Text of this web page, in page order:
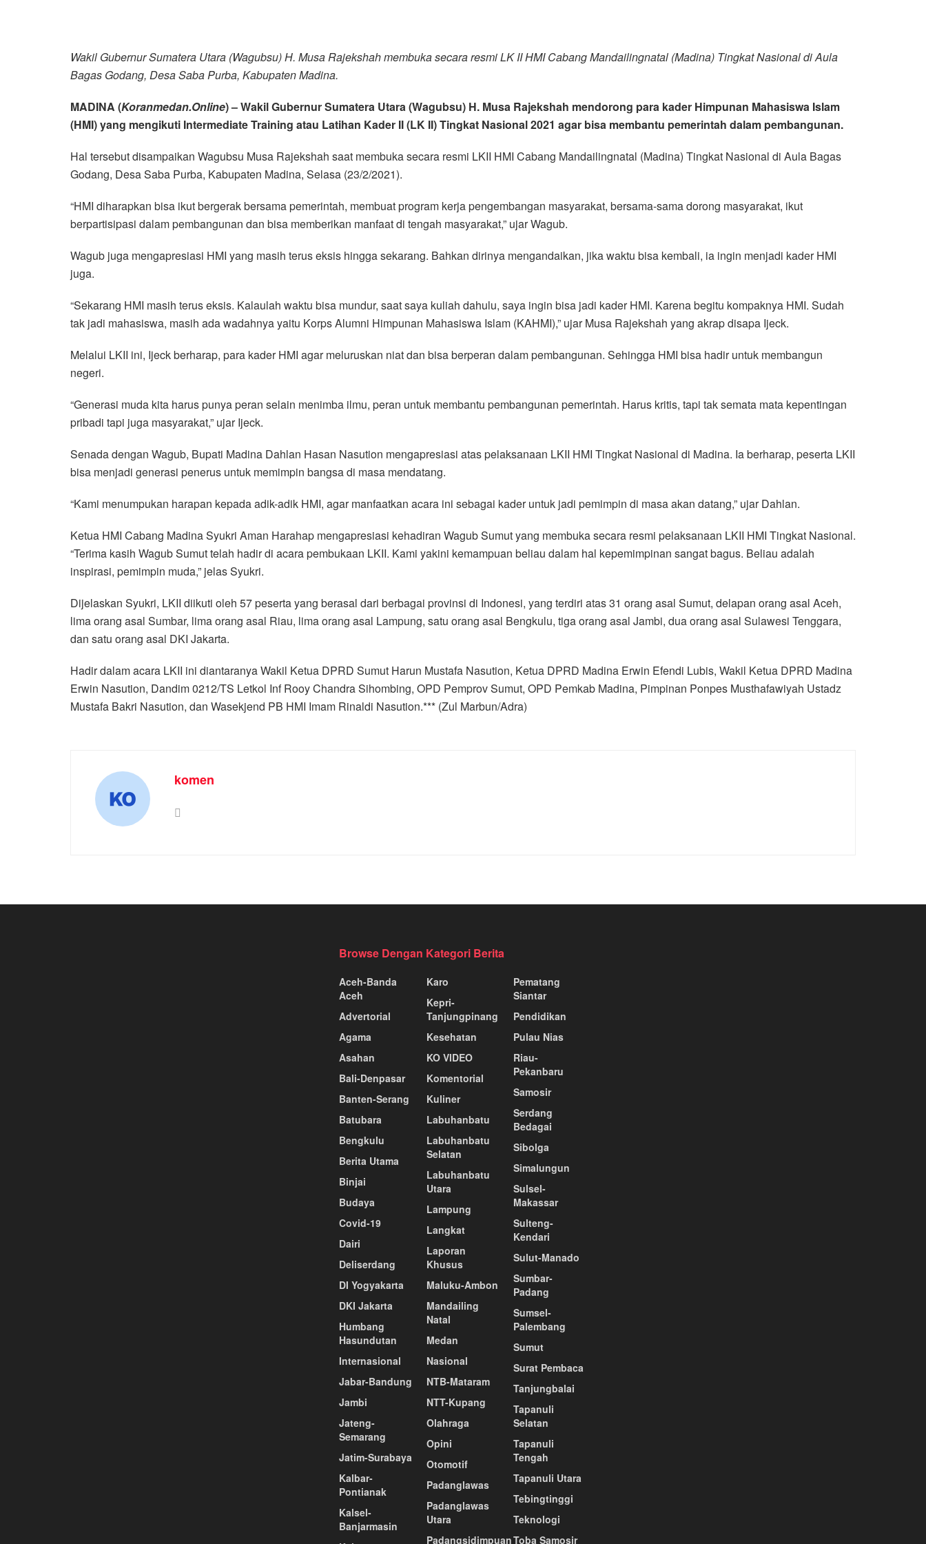
Wakil Gubernur Sumatera Utara (Wagubsu) H. Musa Rajekshah membuka secara resmi LK II HMI Cabang Mandailingnatal (Madina) Tingkat Nasional di Aula
Bagas Godang, Desa Saba Purba, Kabupaten Madina.
MADINA (Koranmedan.Online) – Wakil Gubernur Sumatera Utara (Wagubsu) H. Musa Rajekshah mendorong para kader Himpunan Mahasiswa Islam
(HMI) yang mengikuti Intermediate Training atau Latihan Kader II (LK II) Tingkat Nasional 2021 agar bisa membantu pemerintah dalam pembangunan.
Hal tersebut disampaikan Wagubsu Musa Rajekshah saat membuka secara resmi LKII HMI Cabang Mandailingnatal (Madina) Tingkat Nasional di Aula Bagas
Godang, Desa Saba Purba, Kabupaten Madina, Selasa (23/2/2021).
“HMI diharapkan bisa ikut bergerak bersama pemerintah, membuat program kerja pengembangan masyarakat, bersama-sama dorong masyarakat, ikut
berpartisipasi dalam pembangunan dan bisa memberikan manfaat di tengah masyarakat,” ujar Wagub.
Wagub juga mengapresiasi HMI yang masih terus eksis hingga sekarang. Bahkan dirinya mengandaikan, jika waktu bisa kembali, ia ingin menjadi kader HMI
juga.
“Sekarang HMI masih terus eksis. Kalaulah waktu bisa mundur, saat saya kuliah dahulu, saya ingin bisa jadi kader HMI. Karena begitu kompaknya HMI. Sudah
tak jadi mahasiswa, masih ada wadahnya yaitu Korps Alumni Himpunan Mahasiswa Islam (KAHMI),” ujar Musa Rajekshah yang akrap disapa Ijeck.
Melalui LKII ini, Ijeck berharap, para kader HMI agar meluruskan niat dan bisa berperan dalam pembangunan. Sehingga HMI bisa hadir untuk membangun
negeri.
“Generasi muda kita harus punya peran selain menimba ilmu, peran untuk membantu pembangunan pemerintah. Harus kritis, tapi tak semata mata kepentingan
pribadi tapi juga masyarakat,” ujar Ijeck.
Senada dengan Wagub, Bupati Madina Dahlan Hasan Nasution mengapresiasi atas pelaksanaan LKII HMI Tingkat Nasional di Madina. Ia berharap, peserta LKII
bisa menjadi generasi penerus untuk memimpin bangsa di masa mendatang.
“Kami menumpukan harapan kepada adik-adik HMI, agar manfaatkan acara ini sebagai kader untuk jadi pemimpin di masa akan datang,” ujar Dahlan.
Ketua HMI Cabang Madina Syukri Aman Harahap mengapresiasi kehadiran Wagub Sumut yang membuka secara resmi pelaksanaan LKII HMI Tingkat Nasional.
“Terima kasih Wagub Sumut telah hadir di acara pembukaan LKII. Kami yakini kemampuan beliau dalam hal kepemimpinan sangat bagus. Beliau adalah
inspirasi, pemimpin muda,” jelas Syukri.
Dijelaskan Syukri, LKII diikuti oleh 57 peserta yang berasal dari berbagai provinsi di Indonesi, yang terdiri atas 31 orang asal Sumut, delapan orang asal Aceh,
lima orang asal Sumbar, lima orang asal Riau, lima orang asal Lampung, satu orang asal Bengkulu, tiga orang asal Jambi, dua orang asal Sulawesi Tenggara,
dan satu orang asal DKI Jakarta.
Hadir dalam acara LKII ini diantaranya Wakil Ketua DPRD Sumut Harun Mustafa Nasution, Ketua DPRD Madina Erwin Efendi Lubis, Wakil Ketua DPRD Madina
Erwin Nasution, Dandim 0212/TS Letkol Inf Rooy Chandra Sihombing, OPD Pemprov Sumut, OPD Pemkab Madina, Pimpinan Ponpes Musthafawiyah Ustadz
Mustafa Bakri Nasution, dan Wasekjend PB HMI Imam Rinaldi Nasution.*** (Zul Marbun/Adra)
komen
Browse Dengan Kategori Berita
Aceh-Banda
Aceh
Advertorial
Agama
Asahan
Bali-Denpasar
Banten-Serang
Batubara
Bengkulu
Berita Utama
Binjai
Budaya
Covid-19
Dairi
Deliserdang
DI Yogyakarta
DKI Jakarta
Humbang
Hasundutan
Internasional
Jabar-Bandung
Jambi
Jateng-
Semarang
Jatim-Surabaya
Kalbar-
Pontianak
Kalsel-
Banjarmasin
Karo
Kepri-
Tanjungpinang
Kesehatan
KO VIDEO
Komentorial
Kuliner
Labuhanbatu
Labuhanbatu
Selatan
Labuhanbatu
Utara
Lampung
Langkat
Laporan
Khusus
Maluku-Ambon
Mandailing
Natal
Medan
Nasional
NTB-Mataram
NTT-Kupang
Olahraga
Opini
Otomotif
Padanglawas
Padanglawas
Utara
Padangsidimpuan
Pematang
Siantar
Pendidikan
Pulau Nias
Riau-
Pekanbaru
Samosir
Serdang
Bedagai
Sibolga
Simalungun
Sulsel-
Makassar
Sulteng-
Kendari
Sulut-Manado
Sumbar-
Padang
Sumsel-
Palembang
Sumut
Surat Pembaca
Tanjungbalai
Tapanuli
Selatan
Tapanuli
Tengah
Tapanuli Utara
Tebingtinggi
Teknologi
Toba Samosir